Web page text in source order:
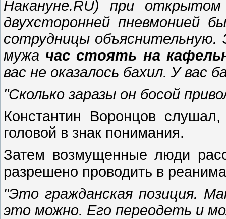
Накануне.RU) при
двухсторонней пневмонией
сотрудницы
мужа час стоять на
вас не оказалось бахил. У вас
"Сколько заразы он босой
Константин Воронцов
головой в знак понимания.
Затем возмущенные люди
разрешено проводить в
"Это гражданская позиция.
это можно. Его переодеть и